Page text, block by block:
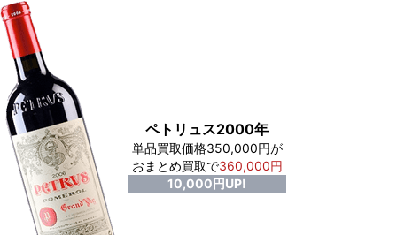
ペトリュス2000年
単品買取価格350,000円が
おまとめ買取で360,000円
10,000円UP!